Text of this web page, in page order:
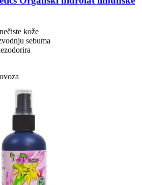
kože
sebuma